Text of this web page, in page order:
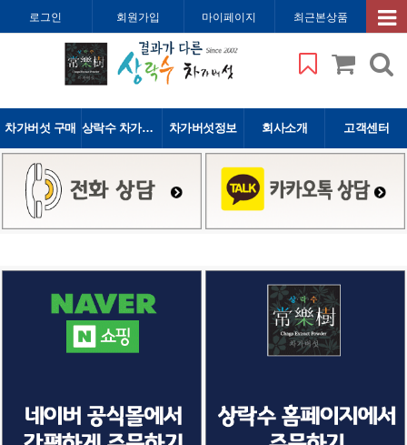
로그인 회원가입 마이페이지 최근본상품
차가버섯 구매 상락수 차가버섯 차가버섯정보 회사소개 고객센터